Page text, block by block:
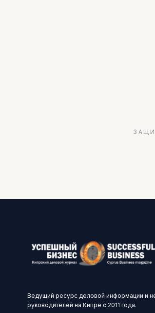
Ведущий ресурс деловой информации и
руководителей на Кипре с 2011 года.